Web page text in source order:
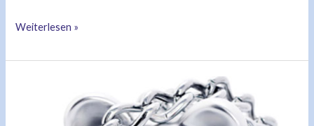
Weiterlesen »